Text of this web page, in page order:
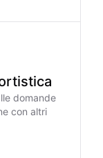
domande
con altri